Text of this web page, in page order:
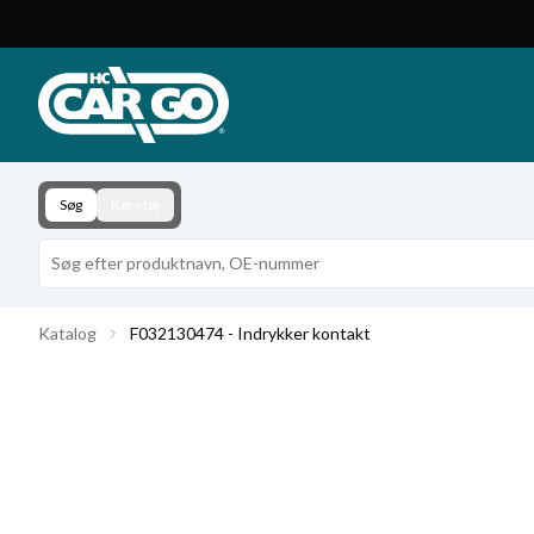
Download
Kontakt
Søg
Katalog F032130474 - Indrykker kontakt